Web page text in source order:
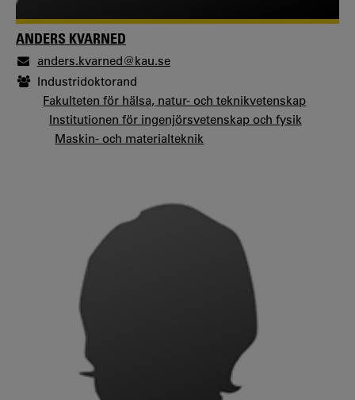
ANDERS KVARNED
anders.kvarned@kau.se
Industridoktorand
Fakulteten för hälsa, natur- och teknikvetenskap
Institutionen för ingenjörsvetenskap och fysik
Maskin- och materialteknik